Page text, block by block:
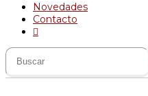
Novedades
Contacto